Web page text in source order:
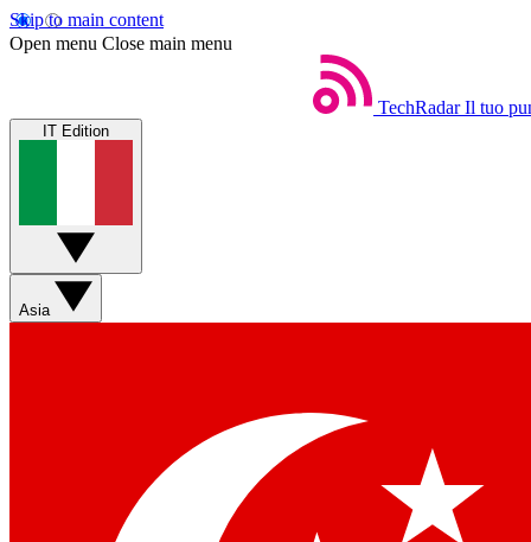
Skip to main content
Open menu Close main menu
TechRadar Il tuo
IT Edition
Asia